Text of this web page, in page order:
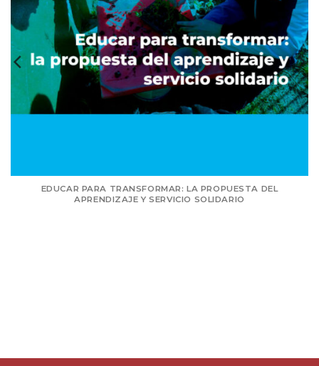
EDUCAR PARA TRANSFORMAR: LA PROPUESTA DEL
APRENDIZAJE Y SERVICIO SOLIDARIO